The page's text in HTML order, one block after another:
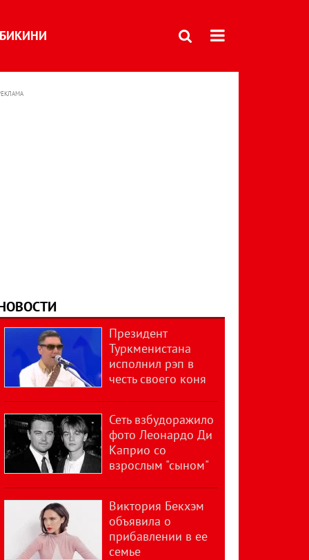
БИКИНИ
Президент
Туркменистана
исполнил рэп в
честь своего коня
Сеть взбудоражило
фото Леонардо Ди
Каприо со
взрослым "сыном"
Виктория Бекхэм
объявила о
прибавлении в ее
семье